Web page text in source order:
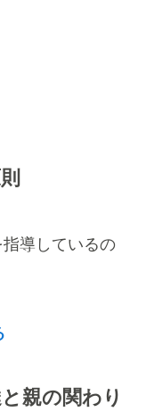
導しているの
親の関わり